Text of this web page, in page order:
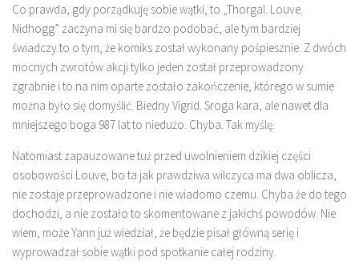
Co prawda, gdy porządkuję sobie wątki, to „Thorgal. Louve.
Nidhogg” zaczyna mi się bardzo podobać, ale tym bardziej
świadczy to o tym, że komiks został wykonany pośpiesznie. Z dwóch
mocnych zwrotów akcji tylko jeden został przeprowadzony
zgrabnie i to na nim oparte zostało zakończenie, którego w sumie
można było się domyślić. Biedny Vigrid. Sroga kara, ale nawet dla
mniejszego boga 987 lat to niedużo. Chyba. Tak myślę.
Natomiast zapauzowane tuż przed uwolnieniem dzikiej części
osobowości Louve, bo ta jak prawdziwa wilczyca ma dwa oblicza,
nie zostaje przeprowadzone i nie wiadomo czemu. Chyba że do tego
dochodzi, a nie zostało to skomentowane z jakichś powodów. Nie
wiem, może Yann już wiedział, że będzie pisał główną serię i
wyprowadzał sobie wątki pod spotkanie całej rodziny.